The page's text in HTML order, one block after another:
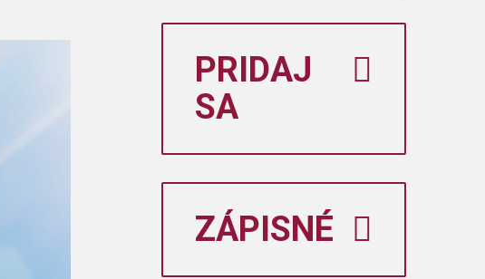
PRIDAJ
SA
ZÁPISNÉ